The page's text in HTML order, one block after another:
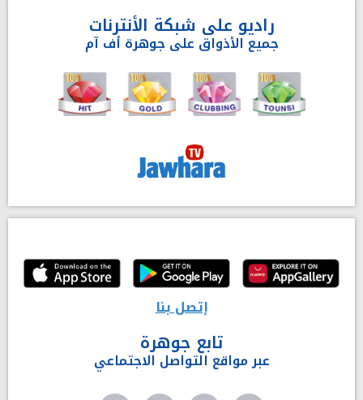
راديو على شبكة الأنترنات
جميع الأذواق على جوهرة أف آم
إتصل بنا
تابع جوهرة
عبر مواقع التواصل الاجتماعي